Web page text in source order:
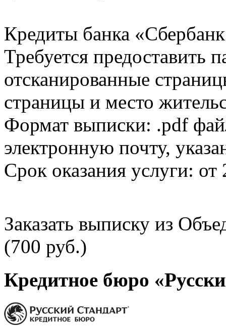
Кредиты банка
Требуется предоставить
отсканированные
страницы и место
Формат выписки: .pdf
электронную почту,
Срок оказания услуги: от
Заказать выписку из
(700 руб.)
Кредитное бюро